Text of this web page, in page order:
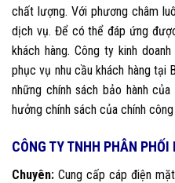
chất lượng. Với phương châm
dịch vụ. Để có thể đáp ứng
khách hàng. Công ty kinh
phục vụ nhu cầu khách hàng tại
những chính sách bảo hành
hưởng chính sách của chính công
CÔNG TY TNHH PHÂN PHỐI
Chuyên: Cung cấp cáp điện